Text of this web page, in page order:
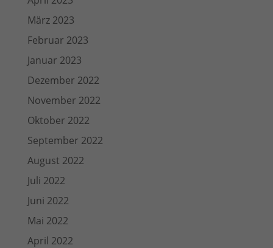
März 2023
Februar 2023
Januar 2023
Dezember 2022
November 2022
Oktober 2022
September 2022
August 2022
Juli 2022
Juni 2022
Mai 2022
April 2022